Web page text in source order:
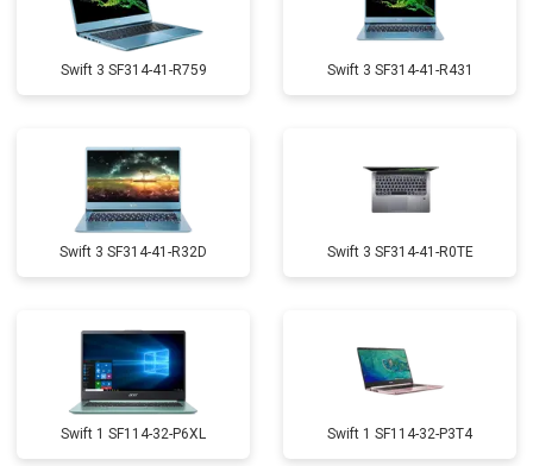
Swift 3 SF314-41-R759 Swift 3 SF314-41-R431
Swift 3 SF314-41-R32D Swift 3 SF314-41-R0TE
Swift 1 SF114-32-P6XL Swift 1 SF114-32-P3T4